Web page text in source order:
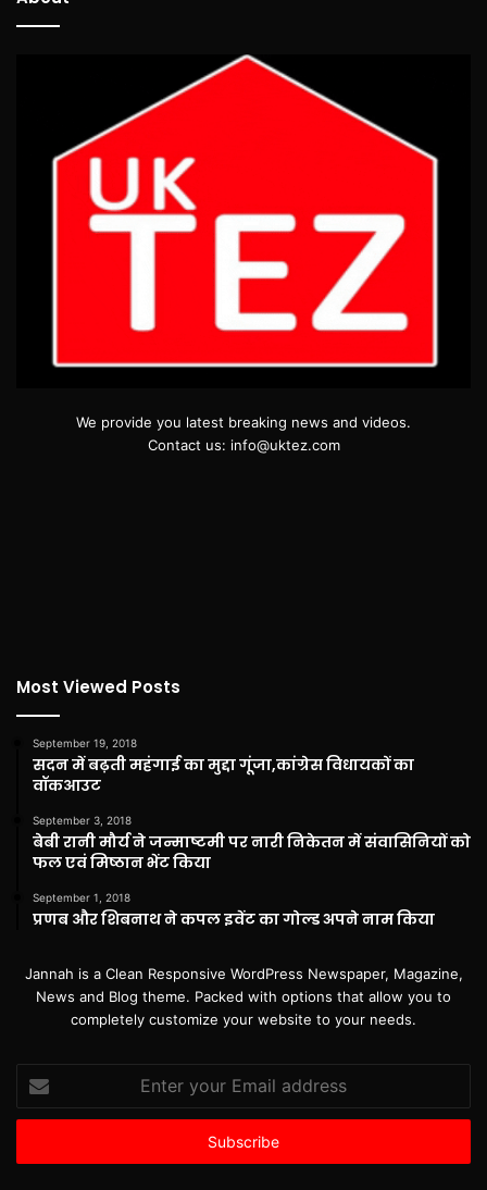
We provide you latest breaking news and videos.
Contact us: info@uktez.com
Most Viewed Posts
September 19, 2018
सदन में बढ़ती महंगाई का मुद्दा गूंजा,कांग्रेस विधायकों का
वॉकआउट
September 3, 2018
बेबी रानी मौर्य ने जन्माष्टमी पर नारी निकेतन में संवासिनियों को
फल एवं मिष्ठान भेंट किया
September 1, 2018
प्रणब और शिबनाथ ने कपल इवेंट का गोल्ड अपने नाम किया
Jannah is a Clean Responsive WordPress Newspaper, Magazine,
News and Blog theme. Packed with options that allow you to
completely customize your website to your needs.
your
Email